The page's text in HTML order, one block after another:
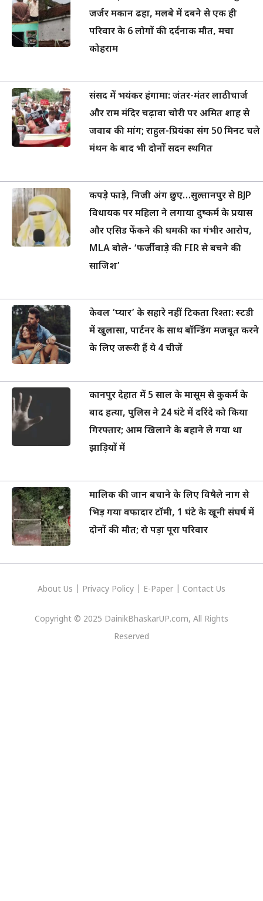
जर्जर मकान ढहा, मलबे में दबने से एक ही
परिवार के 6 लोगों की दर्दनाक मौत, मचा
कोहराम
संसद में भयंकर हंगामा: जंतर-मंतर लाठीचार्ज
और राम मंदिर चढ़ावा चोरी पर अमित शाह से
जवाब की मांग; राहुल-प्रियंका संग 50 मिनट चले
मंथन के बाद भी दोनों सदन स्थगित
कपड़े फाड़े, निजी अंग छुए…सुल्तानपुर से BJP
विधायक पर महिला ने लगाया दुष्कर्म के प्रयास
और एसिड फेंकने की धमकी का गंभीर आरोप,
MLA बोले- ‘फर्जीवाड़े की FIR से बचने की
साजिश’
केवल ‘प्यार’ के सहारे नहीं टिकता रिश्ता: स्टडी
में खुलासा, पार्टनर के साथ बॉन्डिंग मजबूत करने
के लिए जरूरी हैं ये 4 चीजें
कानपुर देहात में 5 साल के मासूम से कुकर्म के
बाद हत्या, पुलिस ने 24 घंटे में दरिंदे को किया
गिरफ्तार; आम खिलाने के बहाने ले गया था
झाड़ियों में
मालिक की जान बचाने के लिए विषैले नाग से
भिड़ गया वफादार टॉमी, 1 घंटे के खूनी संघर्ष में
दोनों की मौत; रो पड़ा पूरा परिवार
About Us Privacy Policy E-Paper Contact Us
Copyright © 2025 DainikBhaskarUP.com, All Rights
Reserved